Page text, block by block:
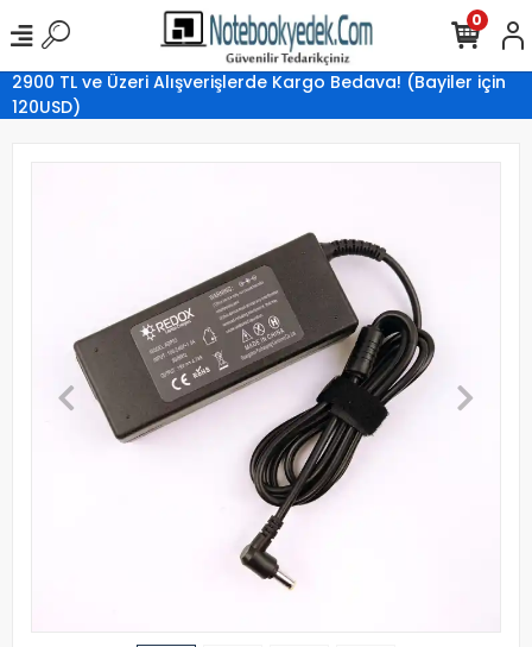
2900 TL ve Üzeri Alışverişlerde Kargo Bedava! (Bayiler için
120USD)
0